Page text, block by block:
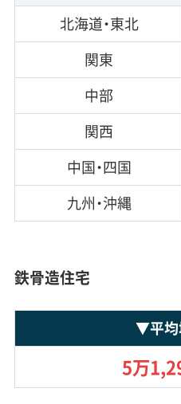
北海道・東北
関東
中部
関西
中国・四国
九州・沖縄
鉄骨造住宅
▼平
5万